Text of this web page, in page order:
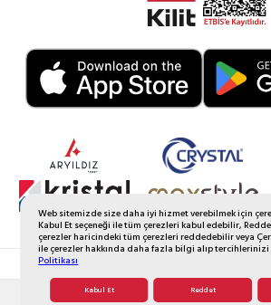
Web sitemizde size daha iyi hizmet verebilmek için
Kabul Et seçeneği ile tüm çerezleri kabul edebilir,
çerezler haricindeki tüm çerezleri reddedebilir veya
ile çerezler hakkında daha fazla bilgi alıp
Politikası
Kabul Et Reddet
© 2026 Tüm Hakkı Saklıdır.
T-Soft E-Ticaret Sistemleriyle